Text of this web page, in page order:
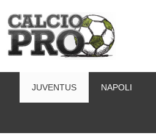
contenuto
JUVENTUS NAPOLI